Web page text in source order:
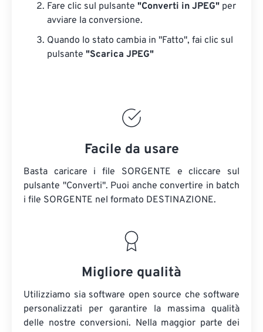
Fare clic sul pulsante "Converti in JPEG" per
avviare la conversione.
Quando lo stato cambia in "Fatto", fai clic sul
pulsante "Scarica JPEG"
Facile da usare
Basta caricare i file SORGENTE e cliccare sul
pulsante "Converti". Puoi anche convertire in batch
i file SORGENTE nel formato DESTINAZIONE.
Migliore qualità
Utilizziamo sia software open source che software
personalizzati per garantire la massima qualità
delle nostre conversioni. Nella maggior parte dei